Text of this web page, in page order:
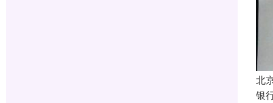
北
银